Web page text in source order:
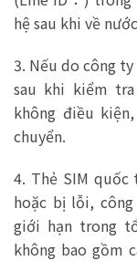
hệ sau khi về
3. Nếu do công
sau khi kiểm
không điều
chuyển.
4. Thẻ SIM
hoặc bị lỗi,
giới hạn trong
không bao gồm